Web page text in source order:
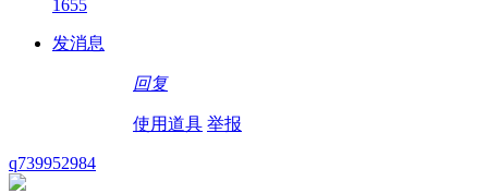
1655
发消息
回复
使用道具 举报
q739952984